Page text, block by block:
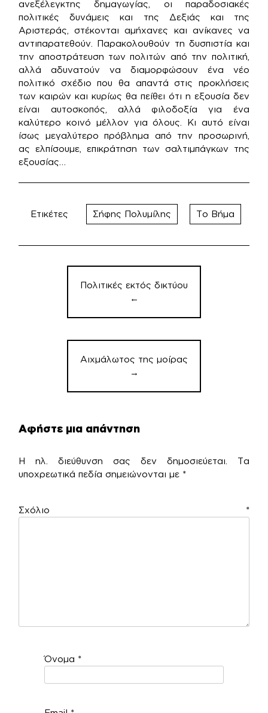
ανεξέλεγκτης δημαγωγίας, οι παραδοσιακές
πολιτικές δυνάμεις και της Δεξιάς και της
Αριστεράς, στέκονται αμήχανες και ανίκανες να
αντιπαρατεθούν. Παρακολουθούν τη δυσπιστία και
την αποστράτευση των πολιτών από την πολιτική,
αλλά αδυνατούν να διαμορφώσουν ένα νέο
πολιτικό σχέδιο που θα απαντά στις προκλήσεις
των καιρών και κυρίως θα πείθει ότι η εξουσία δεν
είναι αυτοσκοπός, αλλά φιλοδοξία για ένα
καλύτερο κοινό μέλλον για όλους. Κι αυτό είναι
ίσως μεγαλύτερο πρόβλημα από την προσωρινή,
ας ελπίσουμε, επικράτηση των σαλτιμπάγκων της
εξουσίας…
Ετικέτες Σήφης Πολυμίλης Το Βήμα
Πλοήγηση
άρθρων
Πολιτικές εκτός δικτύου
←
Αιχμάλωτος της μοίρας
→
Αφήστε μια απάντηση
Η ηλ. διεύθυνση σας δεν δημοσιεύεται.
Τα
υποχρεωτικά πεδία σημειώνονται με *
Σχόλιο *
Όνομα *